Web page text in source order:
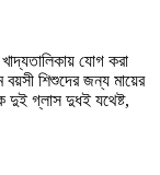
যোগ করা
শিশুদের জন্য মায়ের
গ্লাস দুধই যথেষ্ট,